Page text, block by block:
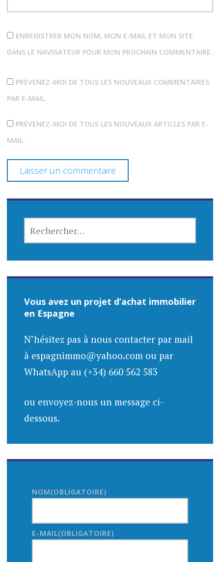
ENREGISTRER MON NOM, MON E-MAIL ET MON SITE
DANS LE NAVIGATEUR POUR MON PROCHAIN COMMENTAIRE.
PRÉVENEZ-MOI DE TOUS LES NOUVEAUX COMMENTAIRES
PAR E-MAIL.
PRÉVENEZ-MOI DE TOUS LES NOUVEAUX ARTICLES PAR E-
MAIL.
Vous avez un projet d’achat immobilier
en Espagne
N’hésitez pas à nous contacter par mail
à espagnimmo@yahoo.com ou par
WhatsApp au (+34) 660 562 583
ou envoyez-nous un message ci-
dessous.
NOM(OBLIGATOIRE)
E-MAIL(OBLIGATOIRE)